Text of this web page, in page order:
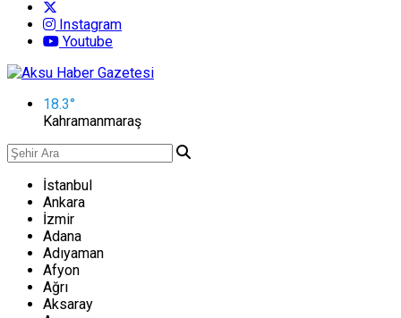
Instagram
Youtube
18.3°
Kahramanmaraş
İstanbul
Ankara
İzmir
Adana
Adıyaman
Afyon
Ağrı
Aksaray